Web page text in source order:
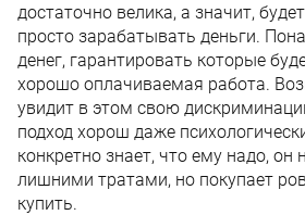
достаточно велика, а значит,
просто зарабатывать деньги.
денег, гарантировать которые
хорошо оплачиваемая работа.
увидит в этом свою
подход хорош даже
конкретно знает, что ему надо, он
лишними тратами, но покупает
купить.